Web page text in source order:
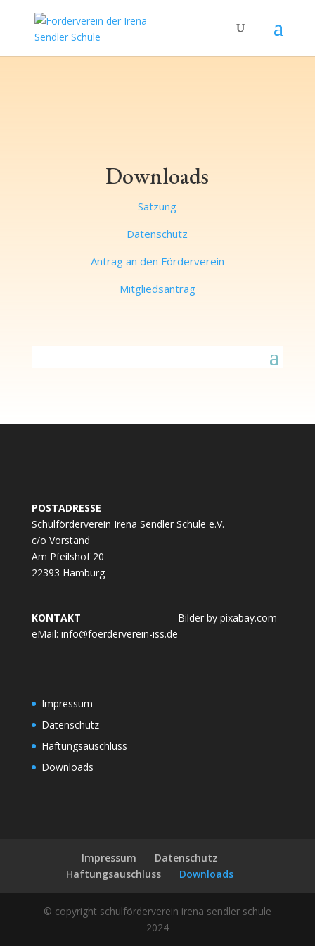
Downloads
Satzung
Datenschutz
Antrag an den Förderverein
Mitgliedsantrag
POSTADRESSE
Schulförderverein Irena Sendler Schule e.V.
c/o Vorstand
Am Pfeilshof 20
22393 Hamburg
KONTAKT
eMail: info@foerderverein-iss.de
Bilder by pixabay.com
Impressum
Datenschutz
Haftungsauschluss
Downloads
Impressum
Datenschutz
Haftungsauschluss
Downloads
© copyright schulförderverein irena sendler schule
2024